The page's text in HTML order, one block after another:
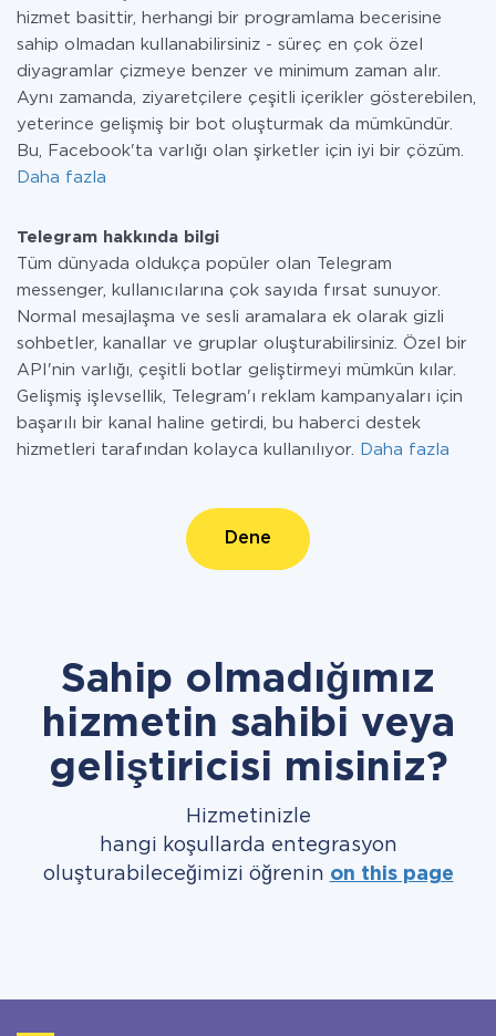
hizmet basittir, herhangi bir programlama becerisine
sahip olmadan kullanabilirsiniz - süreç en çok özel
diyagramlar çizmeye benzer ve minimum zaman alır.
Aynı zamanda, ziyaretçilere çeşitli içerikler gösterebilen,
yeterince gelişmiş bir bot oluşturmak da mümkündür.
Bu, Facebook'ta varlığı olan şirketler için iyi bir çözüm.
Daha fazla
Telegram hakkında bilgi
Tüm dünyada oldukça popüler olan Telegram
messenger, kullanıcılarına çok sayıda fırsat sunuyor.
Normal mesajlaşma ve sesli aramalara ek olarak gizli
sohbetler, kanallar ve gruplar oluşturabilirsiniz. Özel bir
API'nin varlığı, çeşitli botlar geliştirmeyi mümkün kılar.
Gelişmiş işlevsellik, Telegram'ı reklam kampanyaları için
başarılı bir kanal haline getirdi, bu haberci destek
hizmetleri tarafından kolayca kullanılıyor.
Daha fazla
Dene
Sahip olmadığımız
hizmetin sahibi veya
geliştiricisi misiniz?
Hizmetinizle
hangi koşullarda entegrasyon
oluşturabileceğimizi öğrenin on this page